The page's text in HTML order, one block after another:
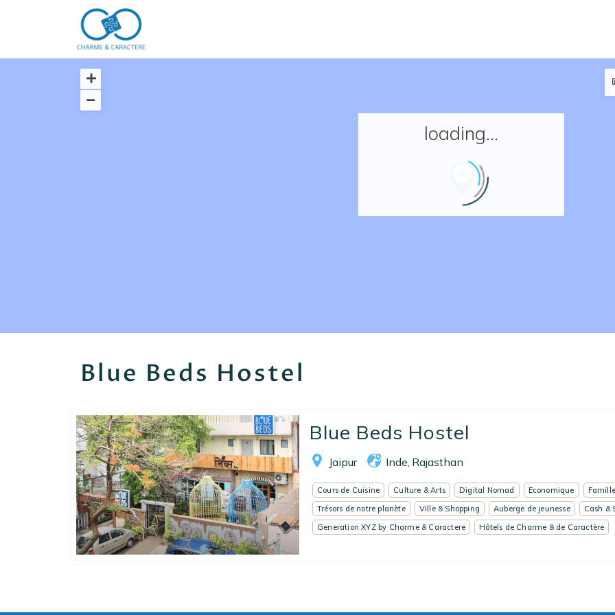
Réserver un séjour
loading...
Blue Beds Hostel
Blue Beds Hostel
Jaipur Inde Rajasthan
Cours de Cuisine Culture & Arts Digital Nomad Economique Famille
Trésors de notre planète
Ville & Shopping Auberge de jeunesse
Cash &
Generation XYZ by Charme & Caractere
Hôtels de Charme & de Caractère